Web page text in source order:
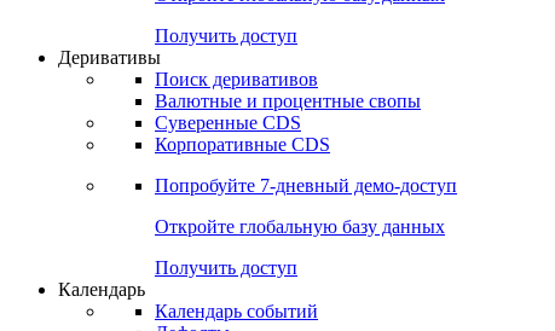
Попробуйте7-дневный
Откройте глобальную базу данных
Получить доступ
Деривативы
Поиск деривативов
Валютные и процентные свопы
Суверенные CDS
Корпоративные CDS
Попробуйте7-дневный
Откройте глобальную базу данных